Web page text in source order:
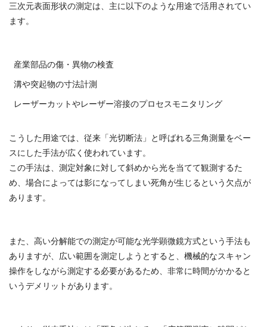
三次元表面形状の測定は、主に以下のような用途で活用されてい
ます。
産業部品の傷・異物の検査
溝や突起物の寸法計測
レーザーカットやレーザー溶接のプロセスモニタリング
こうした用途では、従来「光切断法」と呼ばれる三角測量をベー
スにした手法が広く使われています。
この手法は、測定対象に対して斜めから光を当てて観測するた
め、場合によっては影になってしまい死角が生じるという欠点が
あります。
また、高い分解能での測定が可能な光学顕微鏡方式という手法も
ありますが、広い範囲を測定しようとすると、機械的なスキャン
操作をしながら測定する必要があるため、非常に時間がかかると
いうデメリットがあります。